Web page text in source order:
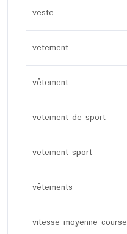
veste
vetement
vêtement
vetement de sport
vetement sport
vêtements
vitesse moyenne course